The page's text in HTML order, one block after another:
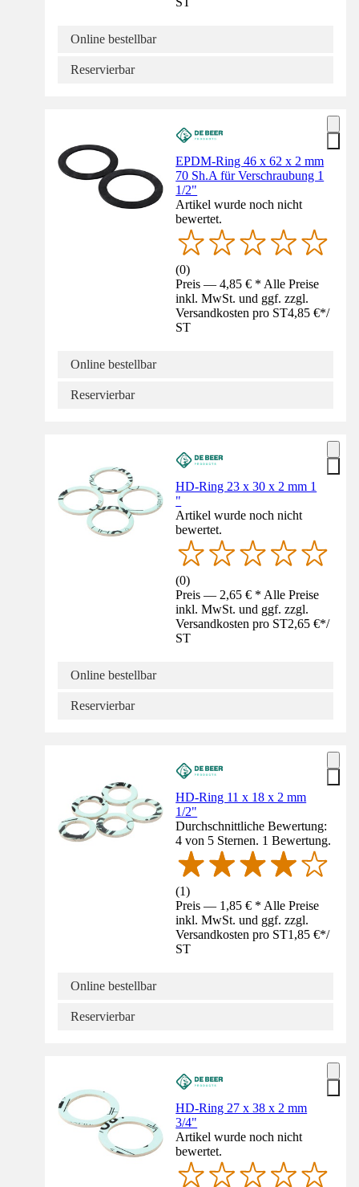
Online bestellbar
Reservierbar
EPDM-Ring 46 x 62 x 2 mm
70 Sh.A für Verschraubung 1
1/2"
Artikel wurde noch nicht
bewertet.
(0)
Preis — 4,85 € * Alle Preise
inkl. MwSt. und ggf. zzgl.
Versandkosten pro ST4,85 €*/
ST
Online bestellbar
Reservierbar
HD-Ring 23 x 30 x 2 mm 1
"
Artikel wurde noch nicht
bewertet.
(0)
Preis — 2,65 € * Alle Preise
inkl. MwSt. und ggf. zzgl.
Versandkosten pro ST2,65 €*/
ST
Online bestellbar
Reservierbar
HD-Ring 11 x 18 x 2 mm
1/2"
Durchschnittliche Bewertung:
4 von 5 Sternen. 1 Bewertung.
(1)
Preis — 1,85 € * Alle Preise
inkl. MwSt. und ggf. zzgl.
Versandkosten pro ST1,85 €*/
ST
Online bestellbar
Reservierbar
HD-Ring 27 x 38 x 2 mm
3/4"
Artikel wurde noch nicht
bewertet.